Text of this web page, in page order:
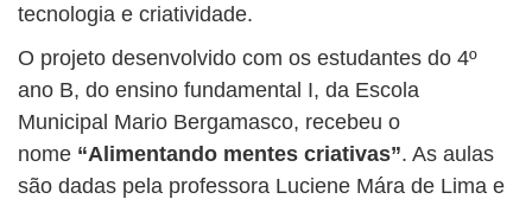
tecnologia e criatividade.
O projeto desenvolvido com os estudantes do 4º
ano B, do ensino fundamental I, da Escola
Municipal Mario Bergamasco, recebeu o
nome “Alimentando mentes criativas”. As aulas
são dadas pela professora Luciene Mára de Lima e